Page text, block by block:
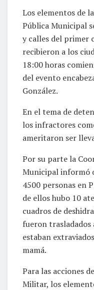
Los elementos de
Pública Municipal
y calles del primer
recibieron a los
18:00 horas
del evento
González.
En el tema de
los infractores
ameritaron ser
Por su parte la
Municipal informó
4500 personas en
de ellos hubo 10
cuadros de
fueron trasladados
estaban
mamá.
Para las acciones
Militar, los